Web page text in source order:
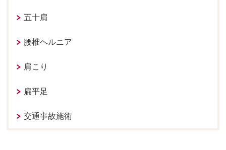
五十肩
腰椎ヘルニア
肩こり
扁平足
交通事故施術